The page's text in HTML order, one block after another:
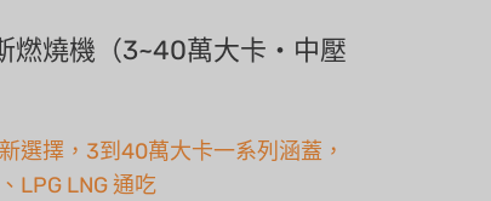
燃燒機（3~40萬大卡・中壓
選擇，3到40萬大卡一系列涵蓋，
LPG LNG 通吃